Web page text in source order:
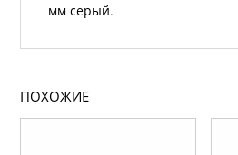
мм серый.
ПОХОЖИЕ